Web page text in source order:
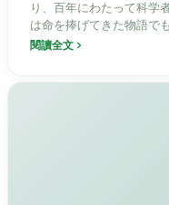
り、百年にわたって科学
は命を捧げてきた物語で
破は、これらの「微笑む
閱讀全文